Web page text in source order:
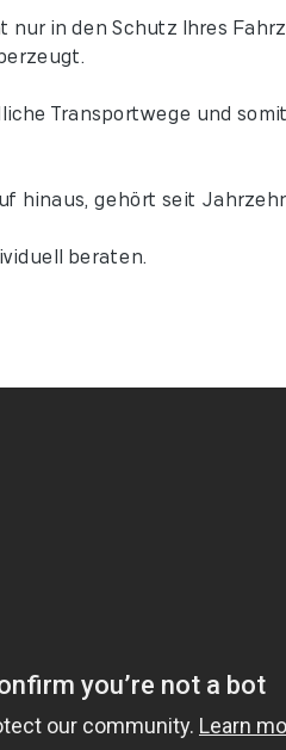
in den Schutz Ihres
Transportwege und
hinaus, gehört seit
beraten.